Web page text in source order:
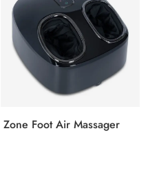
Zone Foot Air Massager